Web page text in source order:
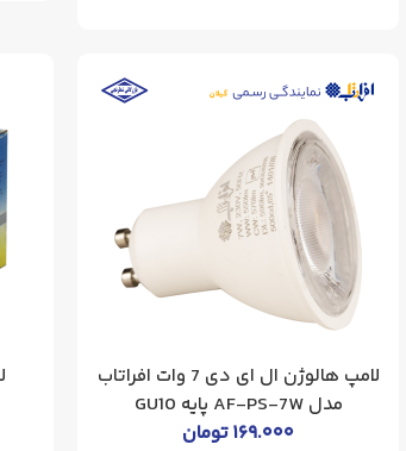
لامپ هالوژن ال ای دی 7 وات افراتاب
مدل AF-PS-7W پایه GU10
۱۶۹.۰۰۰تومان